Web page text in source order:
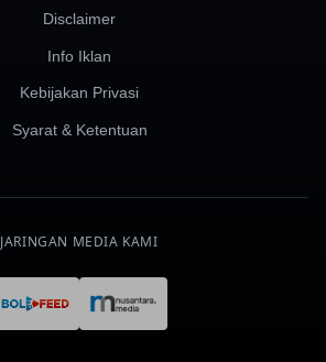
Disclaimer
Info Iklan
Kebijakan Privasi
Syarat & Ketentuan
JARINGAN MEDIA KAMI